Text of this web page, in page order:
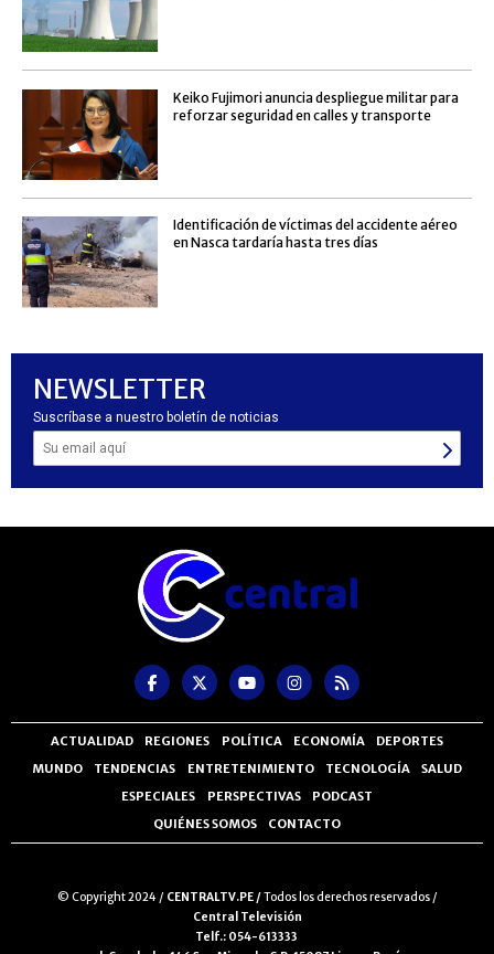
Keiko Fujimori anuncia despliegue militar para
reforzar seguridad en calles y transporte
Identificación de víctimas del accidente aéreo
en Nasca tardaría hasta tres días
NEWSLETTER
Suscríbase a nuestro boletín de noticias
ACTUALIDAD REGIONES POLÍTICA ECONOMÍA
DEPORTES
MUNDO
TENDENCIAS ENTRETENIMIENTO TECNOLOGÍA
SALUD
ESPECIALES
PERSPECTIVAS
PODCAST
QUIÉNES SOMOS
CONTACTO
© Copyright 2024 / CENTRALTV.PE /Todos los derechos reservados /
Central Televisión
Telf.: 054-613333